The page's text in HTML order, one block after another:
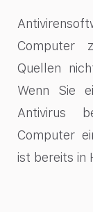
Computer
Quellen
Wenn Sie
Antivirus
Computer
ist bereits in